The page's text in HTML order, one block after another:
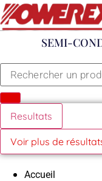
Aller
au
SEMI-
Search
Resultats
Voir plus de
Accueil